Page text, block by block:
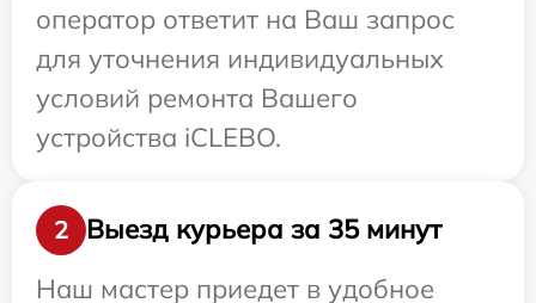
оператор ответит на Ваш запрос
для уточнения индивидуальных
условий ремонта Вашего
устройства iCLEBO.
2
Выезд курьера за 35 минут
Наш мастер приедет в удобное